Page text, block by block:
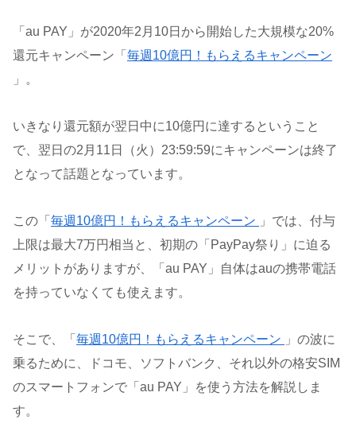
「au PAY」が2020年2月10日から開始した大規模な20%
還元キャンペーン「 毎週10億円！もらえるキャンペーン
」。
いきなり還元額が翌日中に10億円に達するということ
で、翌日の2月11日（火）23:59:59にキャンペーンは終了
となって話題となっています。
この「 毎週10億円！もらえるキャンペーン
」では、付与
上限は最大7万円相当と、初期の「PayPay祭り」に迫る
メリットがありますが、「au PAY」自体はauの携帯電話
を持っていなくても使えます。
そこで、「 毎週10億円！もらえるキャンペーン
」の波に
乗るために、ドコモ、ソフトバンク、それ以外の格安SIM
のスマートフォンで「au PAY」を使う方法を解説しま
す。